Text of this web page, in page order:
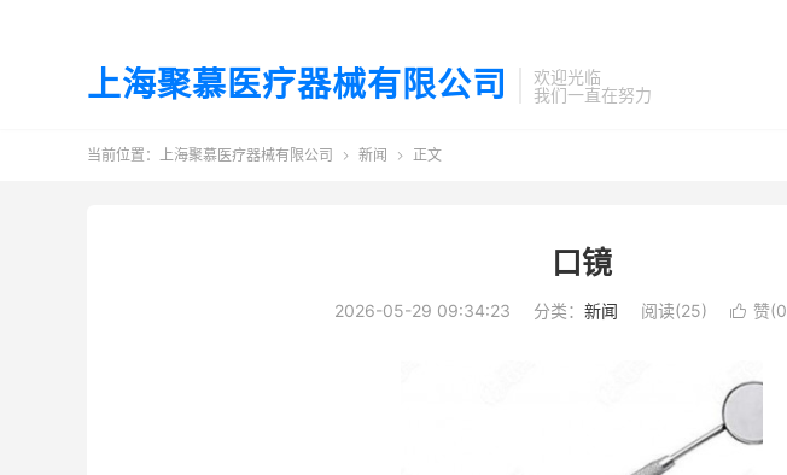
上海聚慕医疗器械有限公司
欢迎光临
我们一直在努力
当前位置： 上海聚慕医疗器械有限公司  新闻  正文
口镜
2026-05-29 09:34:23 分类： 新闻 阅读(25)  赞(0